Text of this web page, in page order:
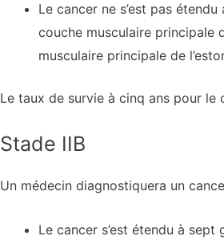
Le cancer ne s’est pas
couche musculaire principale
musculaire principale de
Le taux de survie à cinq ans pour le
Stade IIB
Un médecin diagnostiquera un
Le cancer s’est étendu à